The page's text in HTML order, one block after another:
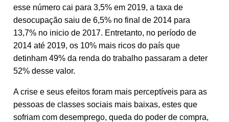
esse número cai para 3,5% em 2019, a taxa de
desocupação saiu de 6,5% no final de 2014 para
13,7% no inicio de 2017. Entretanto, no período de
2014 até 2019, os 10% mais ricos do país que
detinham 49% da renda do trabalho passaram a deter
52% desse valor.
A crise e seus efeitos foram mais perceptíveis para as
pessoas de classes sociais mais baixas, estes que
sofriam com desemprego, queda do poder de compra,